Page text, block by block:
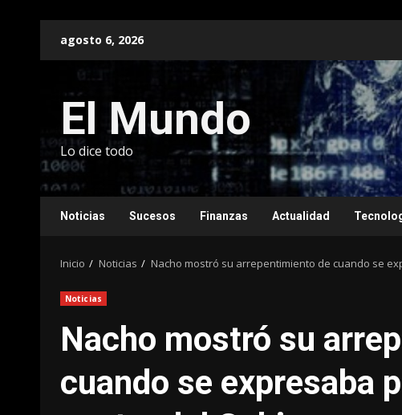
agosto 6, 2026
El Mundo
Lo dice todo
Noticias Sucesos Finanzas Actualidad
Inicio Noticias Nacho mostró su arrepentimiento de cuando se
Noticias
Nacho mostró su
cuando se expresaba